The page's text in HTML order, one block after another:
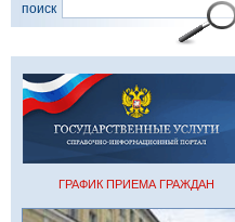
поиск
ГРАФИК ПРИЕМА ГРАЖДАН